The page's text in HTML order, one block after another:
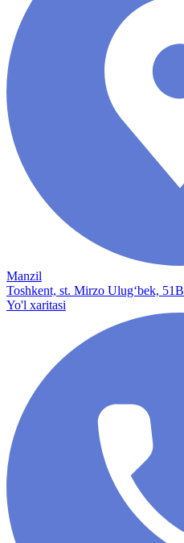
Manzil
Toshkent, st. Mirzo Ulug‘bek, 51B
Yo'l xaritasi